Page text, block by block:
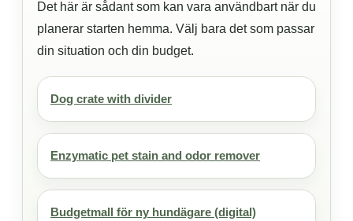
Det här är sådant som kan vara användbart när du
planerar starten hemma. Välj bara det som passar
din situation och din budget.
Dog crate with divider
Enzymatic pet stain and odor remover
Budgetmall för ny hundägare (digital)